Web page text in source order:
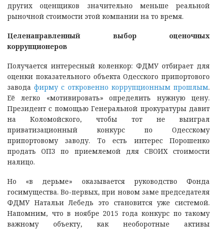
других оценщиков значительно меньше реальной
рыночной стоимости этой компании на то время.
Целенаправленный выбор оценочных
коррупционеров
Получается интересный коленкор: ФДМУ отбирает для
оценки показательного объекта Одесского припортового
заводафирму с откровенно коррупционным прошлым.
Её легко «мотивировать» определить нужную цену.
Президент с помощью Генеральной прокуратуры давит
на Коломойского, чтобы тот не выиграл
приватизационный конкурс по Одесскому
припортовому заводу. То есть интерес Порошенко
продать ОПЗ по приемлемой для СВОИХ стоимости
налицо.
Но «в дерьме» оказывается руководство Фонда
госимущества. Во-первых, при новом заме председателя
ФДМУ Натальи Лебедь это становится уже системой.
Напомним, что в ноябре 2015 года конкурс по такому
важному объекту, как необоротные активы